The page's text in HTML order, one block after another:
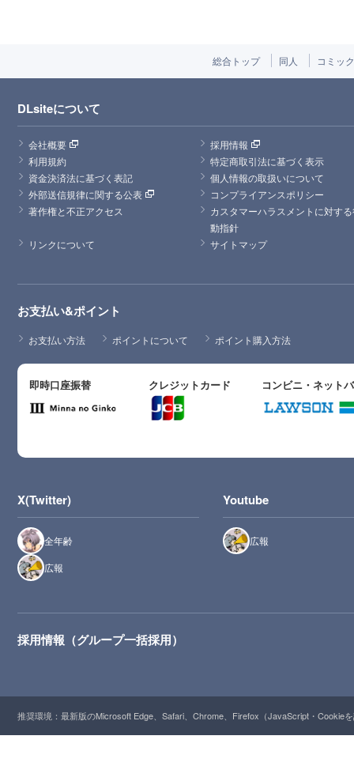
総合トップ 同人 コミッ
DLsiteについて
会社概要
採用情報
利用規約
特定商取引法に基づく表示
資金決済法に基づく表記
個人情報の取扱いについて
外部送信規律に関する公表
コンプライアンスポリシー
著作権と不正アクセス
カスタマーハラスメントに対す
動指針
リンクについて
サイトマップ
お支払い&ポイント
お支払い方法 ポイントについて ポイント購入方法
即時口座振替 クレジットカード コンビニ・ネット
X(Twitter)
全年齢
広報
Youtube
広報
採用情報（グループ一括採用）
推奨環境：最新版のMicrosoft Edge、Safari、Chrome、Firefox（JavaScript・Cookie